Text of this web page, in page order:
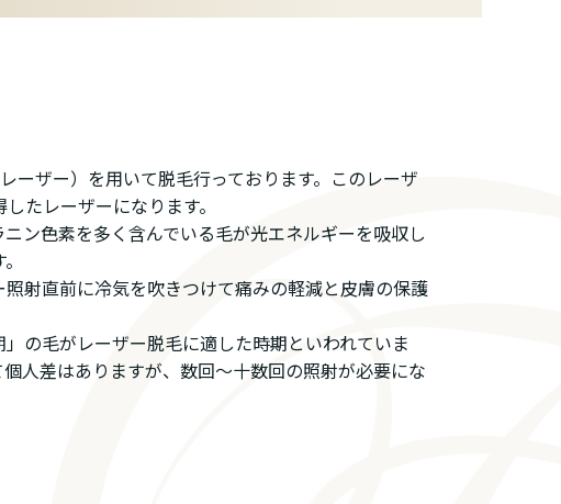
ザー）を用いて脱毛行っております。このレーザ
たレーザーになります。
ン色素を多く含んでいる毛が光エネルギーを吸収し
射直前に冷気を吹きつけて痛みの軽減と皮膚の保護
の毛がレーザー脱毛に適した時期といわれていま
人差はありますが、数回～十数回の照射が必要にな